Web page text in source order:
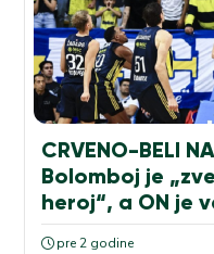
CRVENO-BELI
Bolomboj je
heroj“, a ON je
pre 2 godine